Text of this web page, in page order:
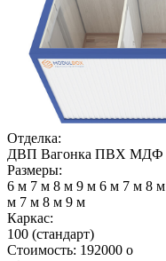
Отделка:
ДВП Вагонка ПВХ МДФ
Размеры:
6 м 7 м 8 м 9 м 6 м 7 м 8 м
м 7 м 8 м 9 м
Каркас:
100 (стандарт)
Стоимость: 192000 o